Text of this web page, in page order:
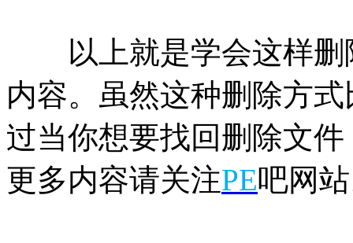
以上就是学会这样删
内容。虽然这种删除方
过当你想要找回删除文
更多内容请关注PE吧网